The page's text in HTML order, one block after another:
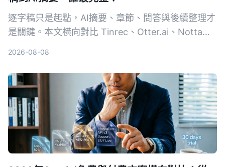
逐字稿只是起點，AI摘要、章節、問答與後續整理才
是關鍵。本文橫向對比 Tinrec、Otter.ai、Notta、
2026-08-08